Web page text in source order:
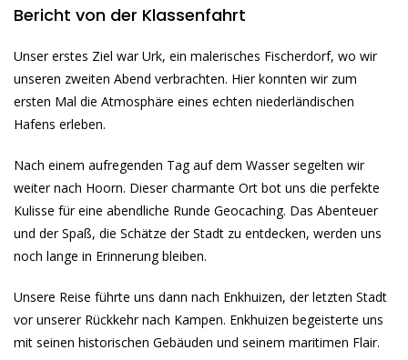
Bericht von der Klassenfahrt
Unser erstes Ziel war Urk, ein malerisches Fischerdorf, wo wir
unseren zweiten Abend verbrachten. Hier konnten wir zum
ersten Mal die Atmosphäre eines echten niederländischen
Hafens erleben.
Nach einem aufregenden Tag auf dem Wasser segelten wir
weiter nach Hoorn. Dieser charmante Ort bot uns die perfekte
Kulisse für eine abendliche Runde Geocaching. Das Abenteuer
und der Spaß, die Schätze der Stadt zu entdecken, werden uns
noch lange in Erinnerung bleiben.
Unsere Reise führte uns dann nach Enkhuizen, der letzten Stadt
vor unserer Rückkehr nach Kampen. Enkhuizen begeisterte uns
mit seinen historischen Gebäuden und seinem maritimen Flair.